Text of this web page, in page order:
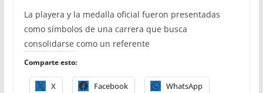
La playera y la medalla oficial fueron presentadas
como símbolos de una carrera que busca
consolidarse como un referente
Comparte esto:
X Facebook WhatsApp